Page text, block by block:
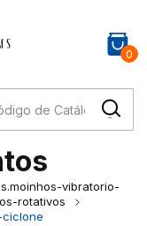
0
vibratorio-
rotativos